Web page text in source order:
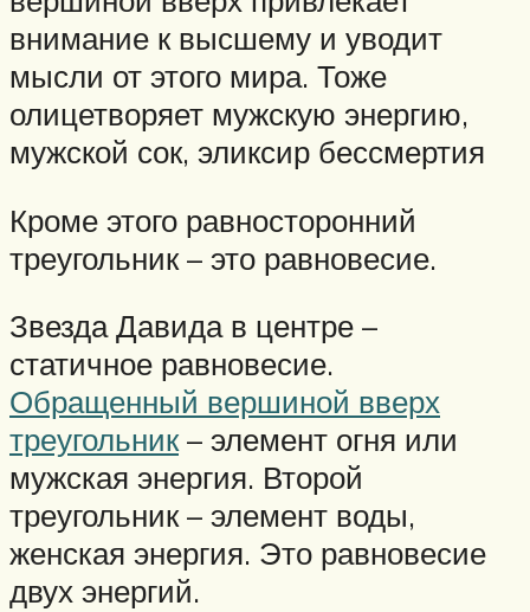
внимание к высшему и уводит
мысли от этого мира. Тоже
олицетворяет мужскую энергию,
мужской сок, эликсир бессмертия
Кроме этого равносторонний
треугольник – это равновесие.
Звезда Давида в центре –
статичное равновесие.
Обращенный вершиной вверх
треугольник– элемент огня или
мужская энергия. Второй
треугольник – элемент воды,
женская энергия. Это равновесие
двух энергий.